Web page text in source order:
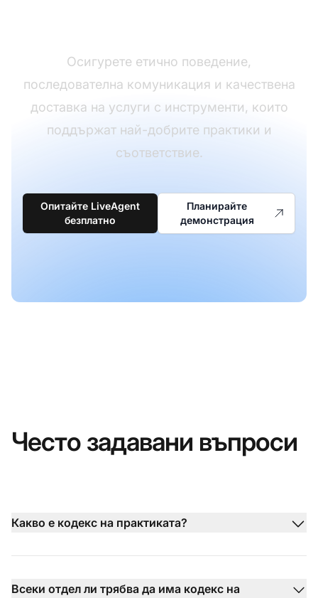
Осигурете етично поведение,
последователна комуникация и качествена
доставка на услуги с инструменти, които
поддържат най-добрите практики и
съответствие.
Опитайте LiveAgent
безплатно
Планирайте
демонстрация
Често задавани въпроси
Какво е кодекс на практиката?
Всеки отдел ли трябва да има кодекс на